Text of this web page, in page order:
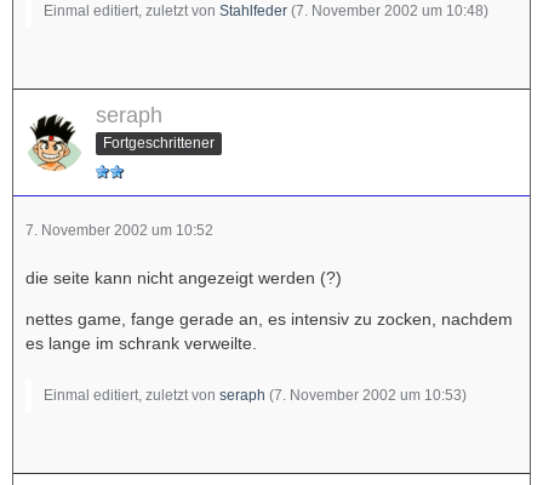
Einmal editiert, zuletzt von Stahlfeder (7. November 2002 um 10:48)
seraph
Fortgeschrittener
7. November 2002 um 10:52
die seite kann nicht angezeigt werden (?)
nettes game, fange gerade an, es intensiv zu zocken, nachdem
es lange im schrank verweilte.
Einmal editiert, zuletzt von seraph (7. November 2002 um 10:53)